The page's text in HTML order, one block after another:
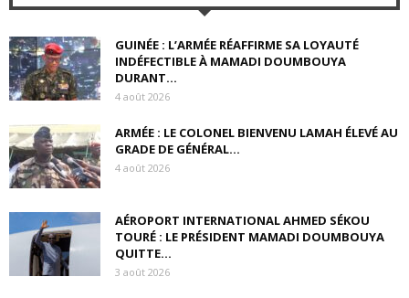
GUINÉE : L’ARMÉE RÉAFFIRME SA LOYAUTÉ
INDÉFECTIBLE À MAMADI DOUMBOUYA
DURANT...
4 août 2026
ARMÉE : LE COLONEL BIENVENU LAMAH ÉLEVÉ AU
GRADE DE GÉNÉRAL...
4 août 2026
AÉROPORT INTERNATIONAL AHMED SÉKOU
TOURÉ : LE PRÉSIDENT MAMADI DOUMBOUYA
QUITTE...
3 août 2026